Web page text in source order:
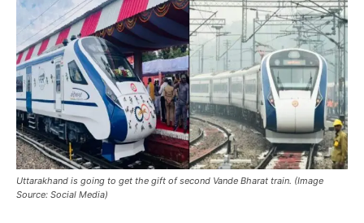
Uttarakhand is going to get the gift of second Vande Bharat train. (Image
Source: Social Media)